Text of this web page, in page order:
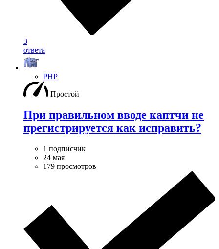
3
ответа
PHP
Простой
При правильном вводе каптчи не
прегистрируется как исправить?
1 подписчик
24 мая
179 просмотров